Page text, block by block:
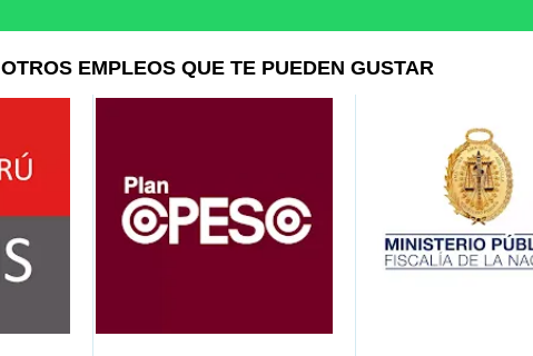
OTROS EMPLEOS QUE TE PUEDEN GUSTAR